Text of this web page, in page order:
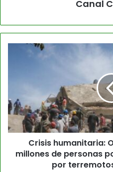
Canal
Crisis humanitaria:
millones de personas
por